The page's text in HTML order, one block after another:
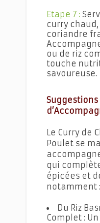
Etape 7 :
curry
coriandre
ou de riz
touche
savoureuse.
Suggestions
Le Curry de
Poulet se
qui
épicées et
notamment :
Du Riz
Complet : Un